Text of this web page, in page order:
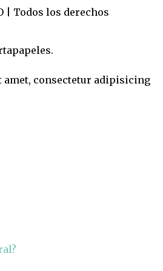
| Todos los derechos
consectetur adipisicing